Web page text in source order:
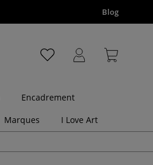
Blog
Encadrement
Marques I Love Art